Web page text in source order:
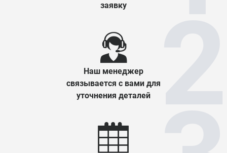
заявку
Наш менеджер
связывается с вами для
уточнения деталей